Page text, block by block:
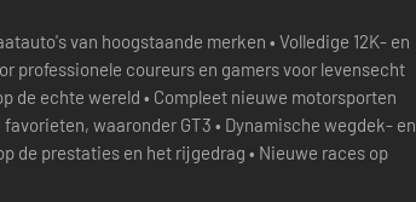
professionele coureurs en gamers voor levensecht
de echte wereld • Compleet nieuwe motorsporten
waaronder GT3 • Dynamische wegdek- en
de prestaties en het rijgedrag • Nieuwe races op